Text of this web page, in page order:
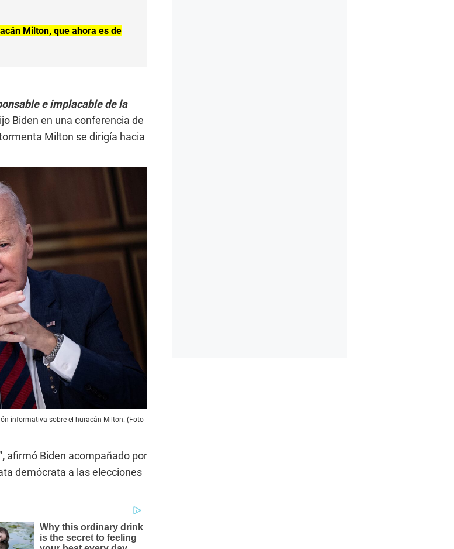
Milton, que ahora es de
e implacable de la
Biden en una conferencia de
Milton se dirigía hacia
informativa sobre el huracán Milton. (Foto
afirmó Biden acompañado por
demócrata a las elecciones